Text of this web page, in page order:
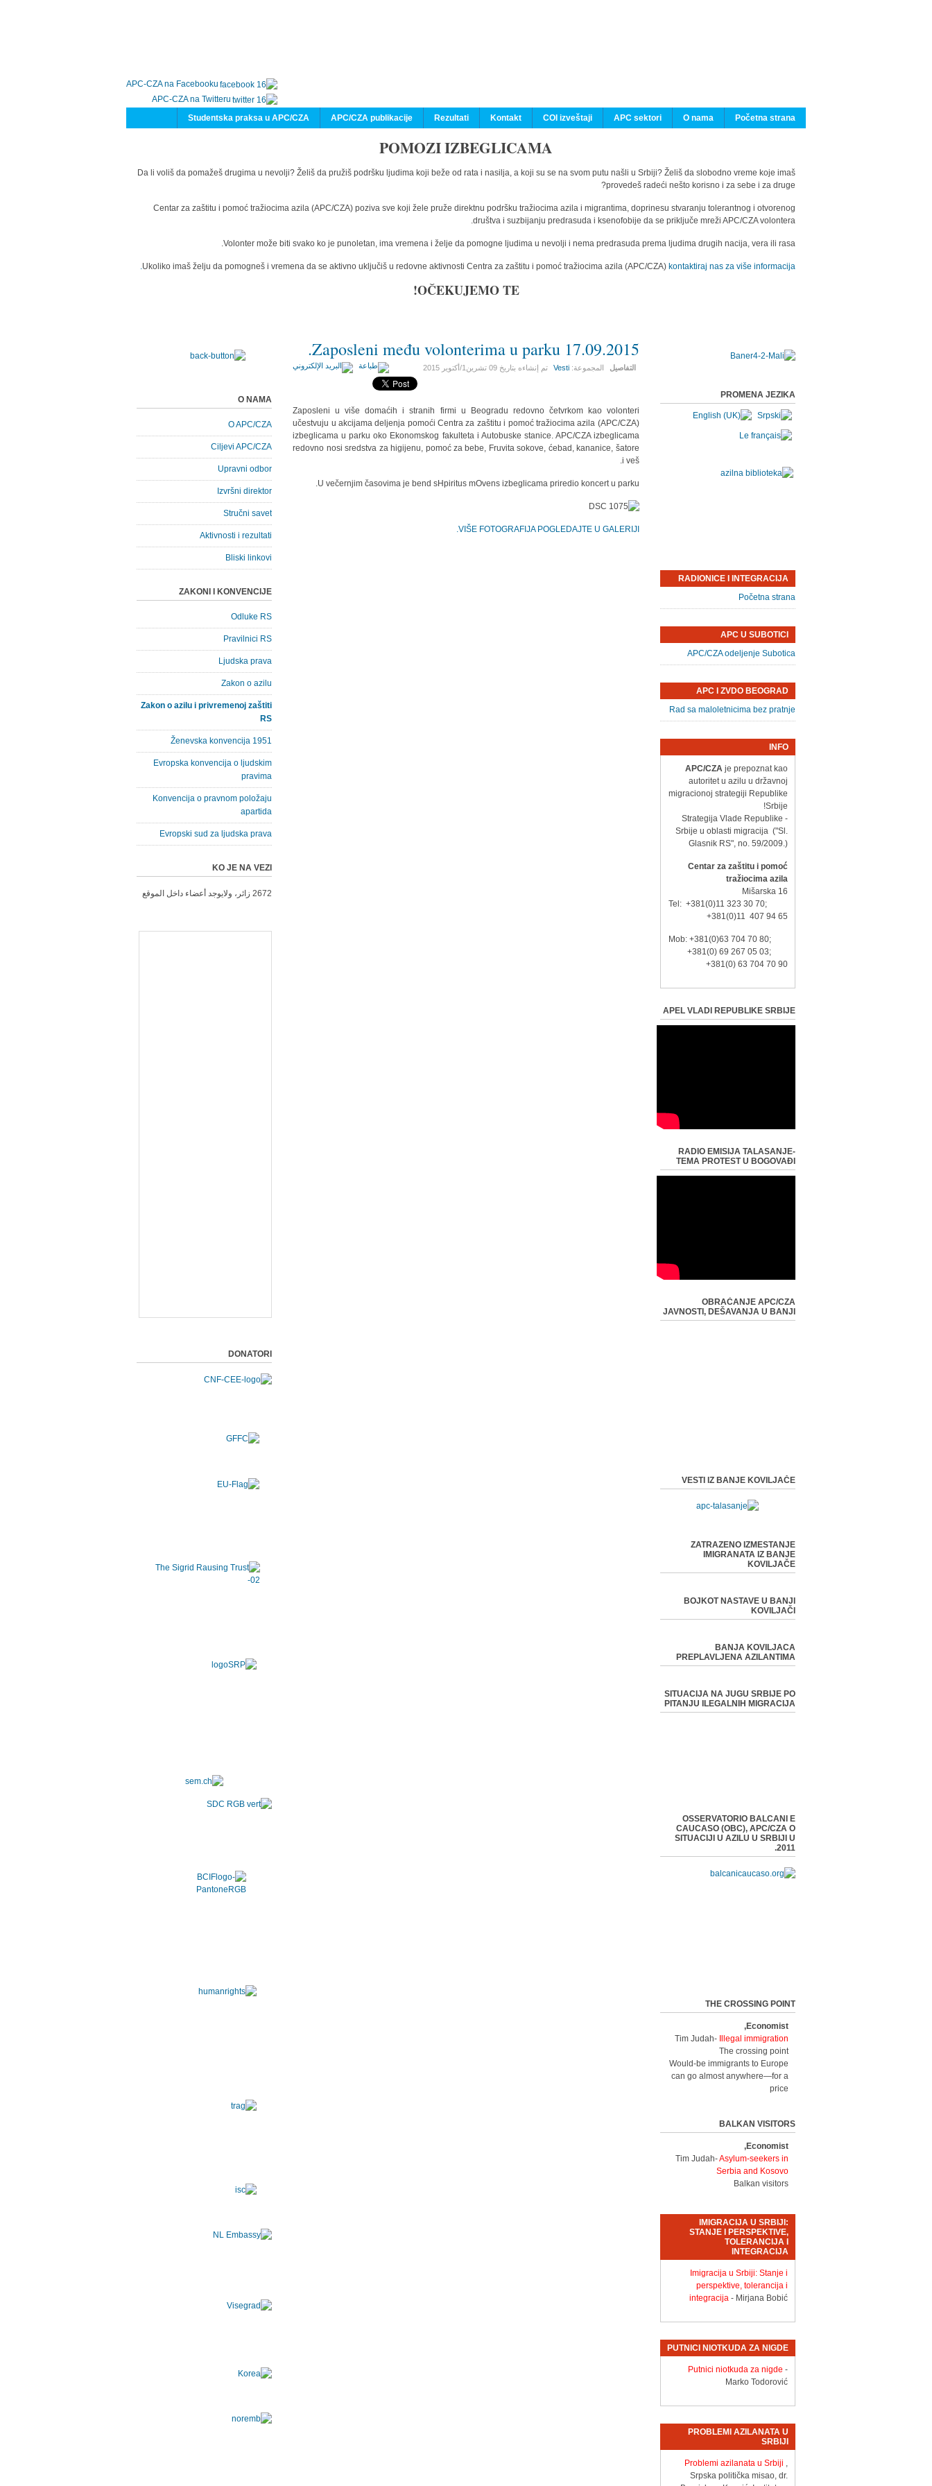
APC-CZA na Facebooku
APC-CZA na Twitteru
Početna strana
O nama
APC sektori
COI izveštaji
Kontakt
Rezultati
APC/CZA publikacije
Studentska praksa u APC/CZA
POMOZI IZBEGLICAMA
Da li voliš da pomažeš drugima u nevolji? Želiš da pružiš podršku ljudima koji beže od rata i nasilja, a koji su se na svom putu našli u Srbiji? Želiš da slobodno vreme koje imaš
provedeš radeći nešto korisno i za sebe i za druge?
Centar za zaštitu i pomoć tražiocima azila (APC/CZA) poziva sve koji žele pruže direktnu podršku tražiocima azila i migrantima, doprinesu stvaranju tolerantnog i otvorenog
društva i suzbijanju predrasuda i ksenofobije da se priključe mreži APC/CZA volontera.
Volonter može biti svako ko je punoletan, ima vremena i želje da pomogne ljudima u nevolji i nema predrasuda prema ljudima drugih nacija, vera ili rasa.
Ukoliko imaš želju da pomogneš i vremena da se aktivno uključiš u redovne aktivnosti Centra za zaštitu i pomoć tražiocima azila (APC/CZA) kontaktiraj nas za više informacija.
OČEKUJEMO TE!
Zaposleni među volonterima u parku 17.09.2015.
التفاصيل المجموعة:Vesti تم إنشاءه بتاريخ09 تشرين1/أكتوير 2015
Zaposleni u više domaćih i stranih firmi u Beogradu redovno četvrkom kao volonteri
učestvuju u akcijama deljenja pomoći Centra za zaštitu i pomoć tražiocima azila (APC/CZA)
izbeglicama u parku oko Ekonomskog fakulteta i Autobuske stanice. APC/CZA izbeglicama
redovno nosi sredstva za higijenu, pomoć za bebe, Fruvita sokove, ćebad, kananice, šatore
i veš.
U večernjim časovima je bend sHpiritus mOvens izbeglicama priredio koncert u parku.
VIŠE FOTOGRAFIJA POGLEDAJTE U GALERIJI.
O NAMA
O APC/CZA
Ciljevi APC/CZA
Upravni odbor
Izvršni direktor
Stručni savet
Aktivnosti i rezultati
Bliski linkovi
ZAKONI I KONVENCIJE
Odluke RS
Pravilnici RS
Ljudska prava
Zakon o azilu
Zakon o azilu i privremenoj zaštiti
RS
Ženevska konvencija 1951
Evropska konvencija o ljudskim
pravima
Konvencija o pravnom položaju
apartida
Evropski sud za ljudska prava
KO JE NA VEZI
2672 زائر، ولايوجد أعضاء داخل الموقع
DONATORI
PROMENA JEZIKA
RADIONICE I INTEGRACIJA
Početna strana
APC U SUBOTICI
APC/CZA odeljenje Subotica
APC I ZVDO BEOGRAD
Rad sa maloletnicima bez pratnje
INFO
APC/CZA je prepoznat kao
autoritet u azilu u državnoj
migracionoj strategiji Republike
Srbije!
- Strategija Vlade Republike
Srbije u oblasti migracija ("Sl.
Glasnik RS", no. 59/2009.)
Centar za zaštitu i pomoć
tražiocima azila
Mišarska 16
Tel: +381(0)11 323 30 70;
+381(0)11 407 94 65
Mob: +381(0)63 704 70 80;
+381(0) 69 267 05 03;
+381(0) 63 704 70 90
APEL VLADI REPUBLIKE SRBIJE
RADIO EMISIJA TALASANJE-
TEMA PROTEST U BOGOVAĐI
OBRAĆANJE APC/CZA
JAVNOSTI, DEŠAVANJA U BANJI
VESTI IZ BANJE KOVILJAČE
ZATRAZENO IZMESTANJE
IMIGRANATA IZ BANJE
KOVILJAČE
BOJKOT NASTAVE U BANJI
KOVILJAČI
BANJA KOVILJACA
PREPLAVLJENA AZILANTIMA
SITUACIJA NA JUGU SRBIJE PO
PITANJU ILEGALNIH MIGRACIJA
OSSERVATORIO BALCANI E
CAUCASO (OBC), APC/CZA O
SITUACIJI U AZILU U SRBIJI U
2011.
THE CROSSING POINT
Economist,
Tim Judah-
Illegal immigration
The crossing point
Would-be immigrants to Europe
can go almost anywhere—for a
price
BALKAN VISITORS
Economist,
Tim Judah-Asylum-seekers in
Serbia and Kosovo
Balkan visitors
IMIGRACIJA U SRBIJI:
STANJE I PERSPEKTIVE,
TOLERANCIJA I
INTEGRACIJA
Imigracija u Srbiji: Stanje i
perspektive, tolerancija i
integracija - Mirjana Bobić
PUTNICI NIOTKUDA ZA NIGDE
Putnici niotkuda za nigde -
Marko Todorović
PROBLEMI AZILANATA U
SRBIJI
Problemi azilanata u Srbiji ,
Srpska politička misao, dr.